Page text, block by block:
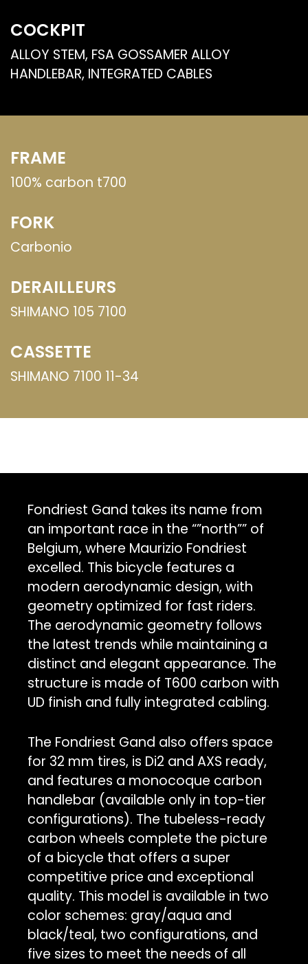
FRAME
100% carbon t700
FORK
Carbonio
DERAILLEURS
SHIMANO 105 7100
CASSETTE
SHIMANO 7100 11-34
COCKPIT
ALLOY STEM, FSA GOSSAMER ALLOY
HANDLEBAR, INTEGRATED CABLES
Fondriest Gand takes its name from
an important race in the “”north”” of
Belgium, where Maurizio Fondriest
excelled. This bicycle features a
modern aerodynamic design, with
geometry optimized for fast riders.
The aerodynamic geometry follows
the latest trends while maintaining a
distinct and elegant appearance. The
structure is made of T600 carbon with
UD finish and fully integrated cabling.
The Fondriest Gand also offers space
for 32 mm tires, is Di2 and AXS ready,
and features a monocoque carbon
handlebar (available only in top-tier
configurations). The tubeless-ready
carbon wheels complete the picture
of a bicycle that offers a super
competitive price and exceptional
quality. This model is available in two
color schemes: gray/aqua and
black/teal, two configurations, and
five sizes to meet the needs of all